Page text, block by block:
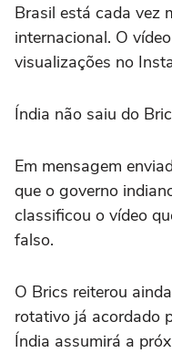
Brasil está cada vez
internacional. O
visualizações no
Índia não saiu do
Em mensagem
que o governo
classificou o vídeo
falso.
O Brics reiterou
rotativo já acordado
Índia assumirá a